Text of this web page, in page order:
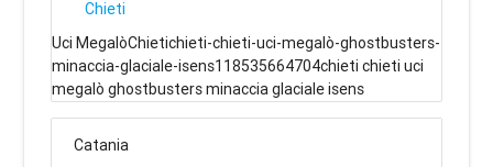
Chieti
Uci MegalòChietichieti-chieti-uci-megalò-ghostbusters-
minaccia-glaciale-isens118535664704chieti chieti uci
megalò ghostbusters minaccia glaciale isens
Catania